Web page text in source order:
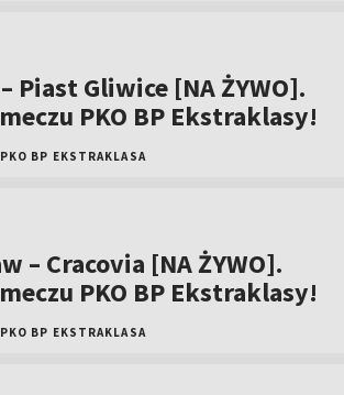
Piast Gliwice [NA ŻYWO].
PKO BP Ekstraklasy!
PKO BP EKSTRAKLASA
– Cracovia [NA ŻYWO].
PKO BP Ekstraklasy!
PKO BP EKSTRAKLASA